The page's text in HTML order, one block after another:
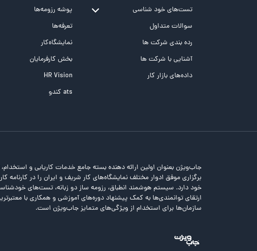
تست‌های خود شناسی
تست MBTI
تست تیپ سنجی شغلی Holland
تست NEO
تست هوش های چندگانه
سوالات متداول
رده بندی شرکت ها
آشنایی با شرکت ها
داده‌های بازار کار
پوشه‌‌ رزومه‌ها
تعرفه‌ها
نمایشگاه‌کار
بخش کارفرمایان
HR Vision
ats کندو
جاب‌ویژن بعنوان اولین ارائه دهنده بسته جامع خدمات کاریابی و استخدام،
برگزاری موفق ادوار مختلف نمایشگاه‌های کار شریف و ایران را در کارنامه
خود دارد. سیستم هوشمند انطباق، رزومه ساز دو زبانه، تست‌های
ارتقای توانمندی‌ها به کمک پیشنهاد دوره‌های آموزشی و همکاری با
سازمان‌ها برای استخدام از ویژگی‌های متمایز جاب‌ویژن است.